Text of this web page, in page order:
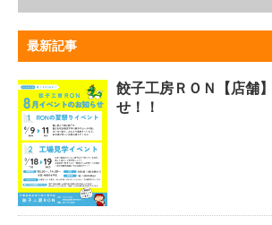
最新記事
餃子工房ＲＯＮ【店舗
せ！！